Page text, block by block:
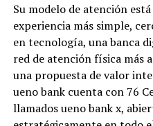
Su modelo de atención
experiencia más simple,
en tecnología, una banca
red de atención física más
una propuesta de valor
ueno bank cuenta con 76
llamados ueno bank x,